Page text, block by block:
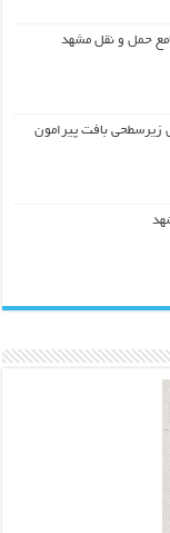
حمل و نقل مشهد
بافت پیرامون